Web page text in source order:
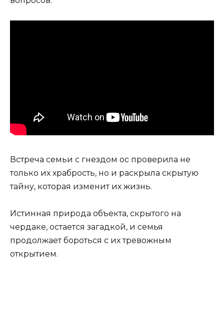
Встреча семьи с гнездом ос проверила не
только их храбрость, но и раскрыла скрытую
тайну, которая изменит их жизнь.
Истинная природа объекта, скрытого на
чердаке, остается загадкой, и семья
продолжает бороться с их тревожным
открытием.